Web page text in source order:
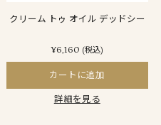
クリーム トゥ オイル デッドシー
¥6,160 (税込)
カートに追加
詳細を見る